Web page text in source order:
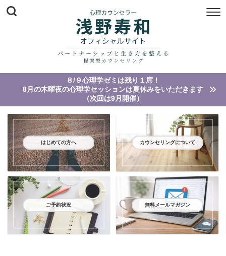
８/９心理学ゼミは残り１席！
8月の木曜夜の心理学セッションは夏休みをいただきます
（次回は9月開催）
はじめての方へ カウンセリングについて
ご予約状況 無料メールマガジン